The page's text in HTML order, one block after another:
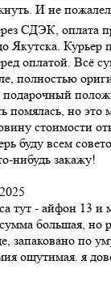
И не
СДЭК, оплата
Якутска. Курьер
оплатой. Всё
полностью
подарочный
помялась, но это
стоимости
буду всем
нибудь закажу!
тут - айфон 13 и
большая, но
запаковано по
ощутимая. я